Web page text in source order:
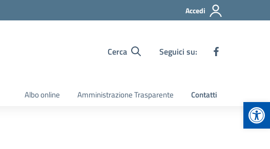
Accedi
Cerca Seguici su:
Albo online Amministrazione Trasparente Contatti